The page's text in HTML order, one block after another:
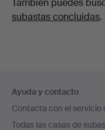
También puedes
subastas concluidas.
en
el
Ayuda y contacto
Contacta con el servicio
Todas las casas de